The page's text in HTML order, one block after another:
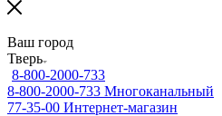
Ваш город
Тверь
8-800-2000-733
8-800-2000-733 Многоканальный
77-35-00 Интернет-магазин